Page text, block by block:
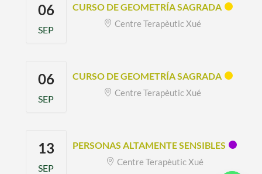
06
SEP
CURSO DE GEOMETRÍA SAGRADA
Centre Terapèutic Xué
06
SEP
CURSO DE GEOMETRÍA SAGRADA
Centre Terapèutic Xué
13
SEP
PERSONAS ALTAMENTE SENSIBLES
Centre Terapèutic Xué